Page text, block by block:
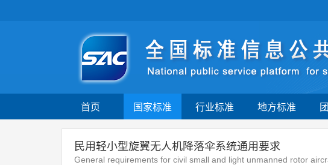
首页 国家标准 行业标准 地方标准
民用轻小型旋翼无人机降落伞系统通用要求
General requirements for civil small and light unmanned rotor